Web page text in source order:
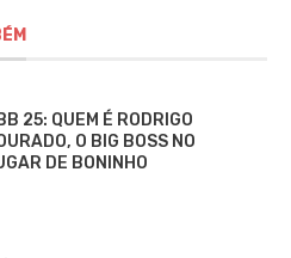
25: QUEM É RODRIGO
O BIG BOSS NO
DE BONINHO